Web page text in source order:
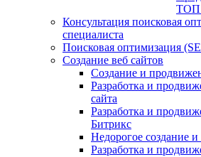
ТОП
Консультация поисковая
специалиста
Поисковая оптимизация
Создание веб сайтов
Создание и
Разработка и
сайта
Разработка и
Битрикс
Недорогое создание
Разработка и